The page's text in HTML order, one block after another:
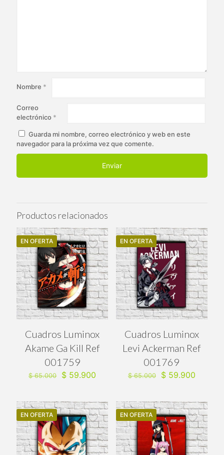
Nombre *
Correo
electrónico *
Guarda mi nombre, correo electrónico y web en este
navegador para la próxima vez que comente.
Productos relacionados
EN OFERTA
Cuadros Luminox
Akame Ga Kill Ref
001759
$65.000
El
era:
$ 65.000.
$ 59.900
es:
$ 59.900.
EN OFERTA
Cuadros Luminox
Levi Ackerman Ref
001769
$65.000
El
era:
$ 65.000.
$59.900El
es:
$
EN OFERTA EN OFERTA